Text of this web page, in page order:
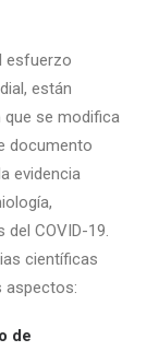
esfuerzo
están
que se modifica
documento
evidencia
COVID-19.
científicas
aspectos:
de